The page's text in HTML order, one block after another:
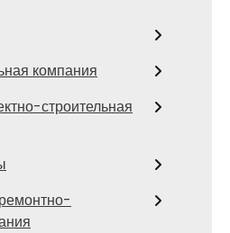
компания
строительная